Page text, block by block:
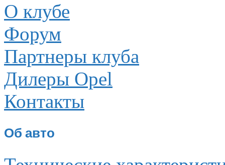
О клубе
Форум
Партнеры клуба
Дилеры Opel
Контакты
Об авто